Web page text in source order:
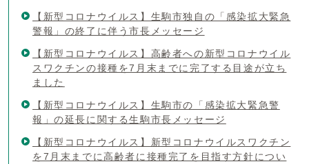
【新型コロナウイルス】生駒市独自の「感染拡大緊急
警報」の終了に伴う市長メッセージ
【新型コロナウイルス】高齢者への新型コロナウイル
スワクチンの接種を7月末までに完了する目途が立ち
ました
【新型コロナウイルス】生駒市の「感染拡大緊急警
報」の延長に関する生駒市長メッセージ
【新型コロナウイルス】新型コロナウイルスワクチン
を7月末までに高齢者に接種完了を目指す方針につい